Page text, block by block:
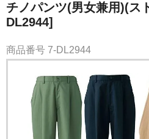
チノパンツ(男女兼用)(ス
DL2944]
商品番号 7-DL2944